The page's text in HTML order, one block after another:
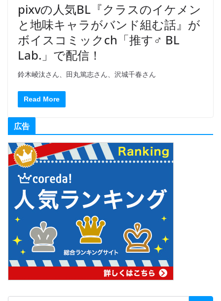
pixvの人気BL『クラスのイケメン
と地味キャラがバンド組む話』が
ボイスコミックch「推す♂ BL
Lab.」で配信！
鈴木崚汰さん、田丸篤志さん、沢城千春さん
Read More
広告